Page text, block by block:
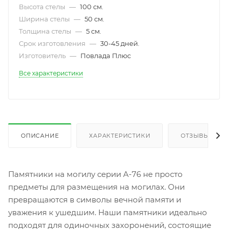
Высота стелы — 100 см.
Ширина стелы — 50 см.
Толщина стелы — 5 см.
Срок изготовления — 30-45 дней.
Изготовитель — Повлада Плюс
Все характеристики
ОПИСАНИЕ ХАРАКТЕРИСТИКИ ОТЗЫВЫ
Памятники на могилу серии A-76 не просто
предметы для размещения на могилах. Они
превращаются в символы вечной памяти и
уважения к ушедшим. Наши памятники идеально
подходят для одиночных захоронений, состоящие